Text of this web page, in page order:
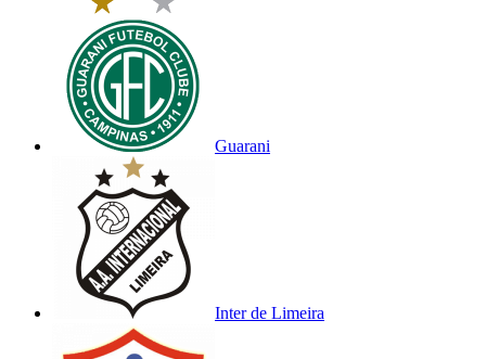
Guarani
Inter de Limeira